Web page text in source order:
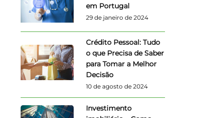
em Portugal
29 de janeiro de 2024
Crédito Pessoal: Tudo
o que Precisa de Saber
para Tomar a Melhor
Decisão
10 de agosto de 2024
Investimento